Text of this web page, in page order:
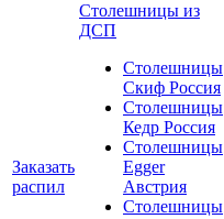
Заказать
распил
Столешницы из
ДСП
Столешницы
Скиф Россия
Столешницы
Кедр Россия
Столешницы
Egger
Австрия
Столешницы